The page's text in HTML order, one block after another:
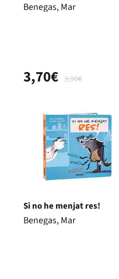
Benegas, Mar
3,90€
3,70€
Si no he menjat res!
Benegas, Mar